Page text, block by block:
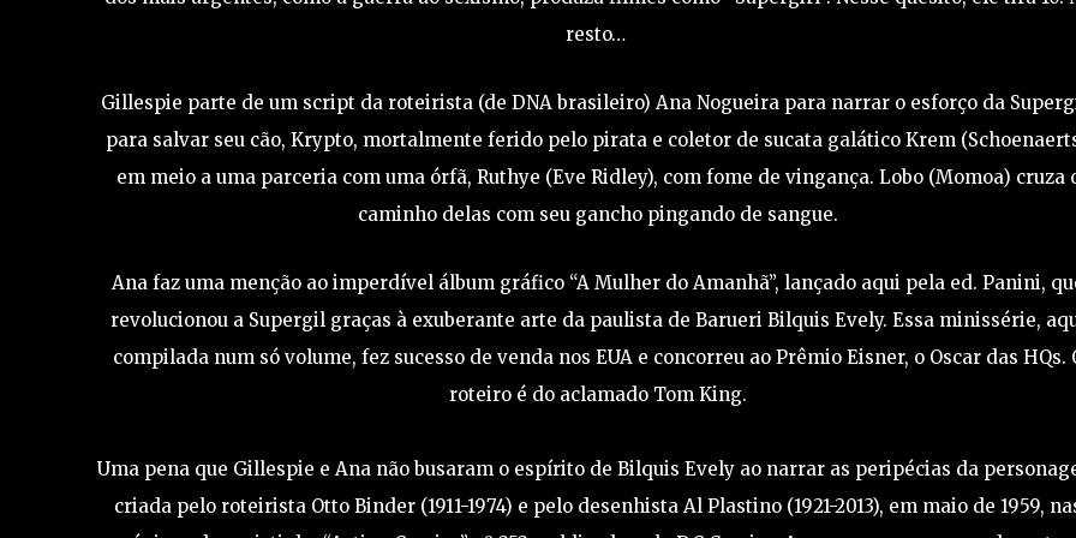
resto…
Gillespie parte de um script da roteirista (de DNA brasileiro) Ana Nogueira para narrar o esforço da
para salvar seu cão, Krypto, mortalmente ferido pelo pirata e coletor de sucata galático Krem
em meio a uma parceria com uma órfã, Ruthye (Eve Ridley), com fome de vingança. Lobo (Momoa) cruza
caminho delas com seu gancho pingando de sangue.
Ana faz uma menção ao imperdível álbum gráfico “A Mulher do Amanhã”, lançado aqui pela ed. Panini,
revolucionou a Supergil graças à exuberante arte da paulista de Barueri Bilquis Evely. Essa minissérie,
compilada num só volume, fez sucesso de venda nos EUA e concorreu ao Prêmio Eisner, o Oscar das HQs.
roteiro é do aclamado Tom King.
Uma pena que Gillespie e Ana não busaram o espírito de Bilquis Evely ao narrar as peripécias da
criada pelo roteirista Otto Binder (1911-1974) e pelo desenhista Al Plastino (1921-2013), em maio de 1959,